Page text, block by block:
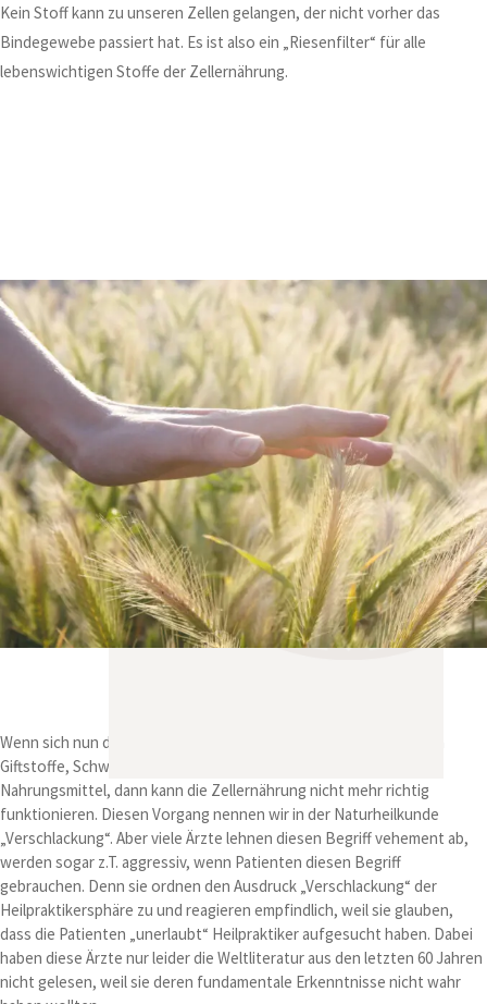
Kein Stoff kann zu unseren Zellen gelangen, der nicht vorher das
Bindegewebe passiert hat. Es ist also ein „Riesenfilter“ für alle
lebenswichtigen Stoffe der Zellernährung.
Wenn sich nun dieser Filter im Laufe der Jahre zusetzt, z.B. durch
Giftstoffe, Schwermetalle, Medikamente oder unpassende
Nahrungsmittel, dann kann die Zellernährung nicht mehr richtig
funktionieren. Diesen Vorgang nennen wir in der Naturheilkunde
„Verschlackung“. Aber viele Ärzte lehnen diesen Begriff vehement ab,
werden sogar z.T. aggressiv, wenn Patienten diesen Begriff
gebrauchen. Denn sie ordnen den Ausdruck „Verschlackung“ der
Heilpraktikersphäre zu und reagieren empfindlich, weil sie glauben,
dass die Patienten „unerlaubt“ Heilpraktiker aufgesucht haben. Dabei
haben diese Ärzte nur leider die Weltliteratur aus den letzten 60 Jahren
nicht gelesen, weil sie deren fundamentale Erkenntnisse nicht wahr